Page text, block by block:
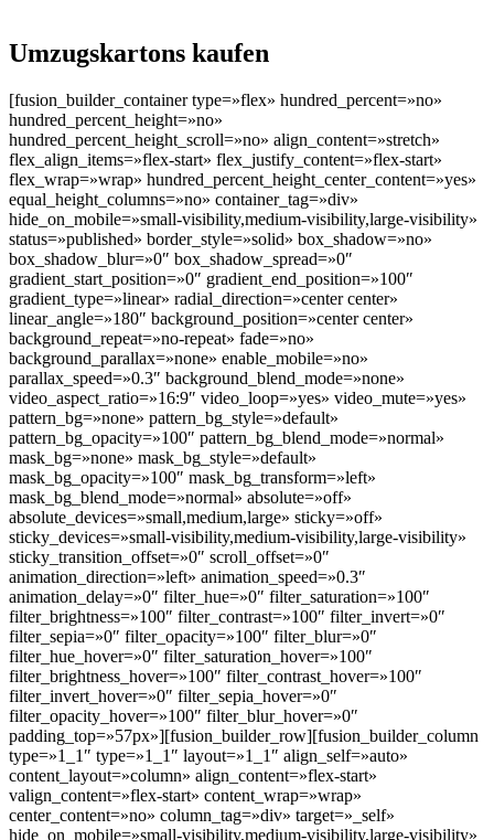
Umzugskartons kaufen
[fusion_builder_container type=»flex» hundred_percent=»no»
hundred_percent_height=»no»
hundred_percent_height_scroll=»no» align_content=»stretch»
flex_align_items=»flex-start» flex_justify_content=»flex-start»
flex_wrap=»wrap» hundred_percent_height_center_content=»yes»
equal_height_columns=»no» container_tag=»div»
hide_on_mobile=»small-visibility,medium-visibility,large-visibility»
status=»published» border_style=»solid» box_shadow=»no»
box_shadow_blur=»0″ box_shadow_spread=»0″
gradient_start_position=»0″ gradient_end_position=»100″
gradient_type=»linear» radial_direction=»center center»
linear_angle=»180″ background_position=»center center»
background_repeat=»no-repeat» fade=»no»
background_parallax=»none» enable_mobile=»no»
parallax_speed=»0.3″ background_blend_mode=»none»
video_aspect_ratio=»16:9″ video_loop=»yes» video_mute=»yes»
pattern_bg=»none» pattern_bg_style=»default»
pattern_bg_opacity=»100″ pattern_bg_blend_mode=»normal»
mask_bg=»none» mask_bg_style=»default»
mask_bg_opacity=»100″ mask_bg_transform=»left»
mask_bg_blend_mode=»normal» absolute=»off»
absolute_devices=»small,medium,large» sticky=»off»
sticky_devices=»small-visibility,medium-visibility,large-visibility»
sticky_transition_offset=»0″ scroll_offset=»0″
animation_direction=»left» animation_speed=»0.3″
animation_delay=»0″ filter_hue=»0″ filter_saturation=»100″
filter_brightness=»100″ filter_contrast=»100″ filter_invert=»0″
filter_sepia=»0″ filter_opacity=»100″ filter_blur=»0″
filter_hue_hover=»0″ filter_saturation_hover=»100″
filter_brightness_hover=»100″ filter_contrast_hover=»100″
filter_invert_hover=»0″ filter_sepia_hover=»0″
filter_opacity_hover=»100″ filter_blur_hover=»0″
padding_top=»57px»][fusion_builder_row][fusion_builder_column
type=»1_1″ type=»1_1″ layout=»1_1″ align_self=»auto»
content_layout=»column» align_content=»flex-start»
valign_content=»flex-start» content_wrap=»wrap»
center_content=»no» column_tag=»div» target=»_self»
hide_on_mobile=»small-visibility,medium-visibility,large-visibility»